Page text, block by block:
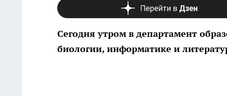
Сегодня утром в департамент
биологии, информатике и